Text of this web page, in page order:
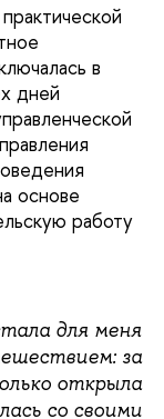
в
дней
основе
работу
для меня
за
открыла
со своими